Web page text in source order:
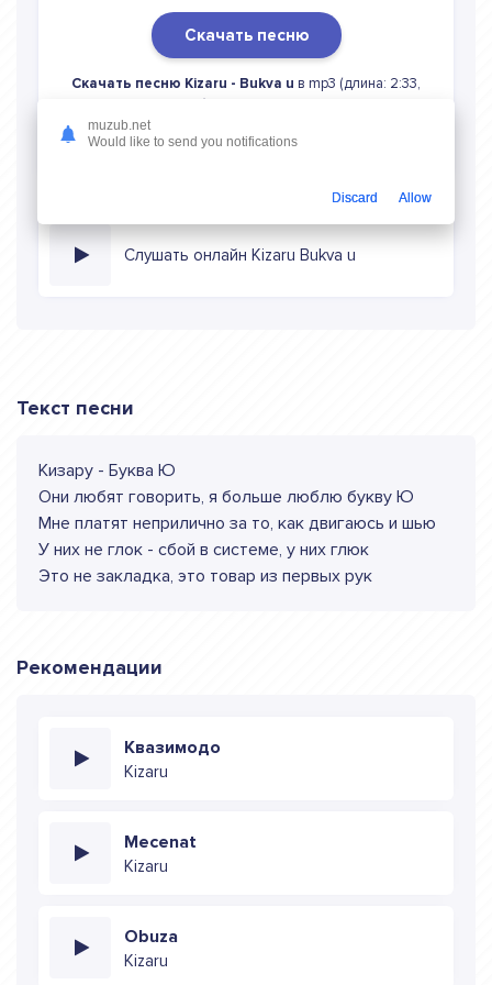
Скачать песню
Скачать песню Kizaru - Bukva u в mp3 (длина: 2:33,
качество: 320 кбитс) бесплатно или слушать музыку в
Слушать онлайн Kizaru Bukva u
Текст песни
Кизару - Буква Ю
Они любят говорить, я больше люблю букву Ю
Мне платят неприлично за то, как двигаюсь и шью
У них не глок - сбой в системе, у них глюк
Это не закладка, это товар из первых рук
Рекомендации
Квазимодо
Kizaru
Mecenat
Kizaru
Obuza
Kizaru
muzub.net
Would like to send you notifications
Discard Allow